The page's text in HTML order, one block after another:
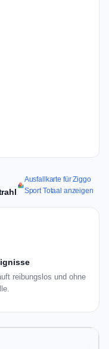
Ausfallkarte für Ziggo
Sport Totaal anzeigen
reibungslos und ohne